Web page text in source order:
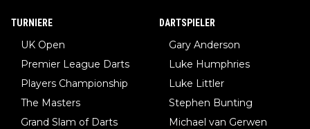
TURNIERE
UK Open
Premier League Darts
Players Championship
The Masters
Grand Slam of Darts
DARTSPIELER
Gary Anderson
Luke Humphries
Luke Littler
Stephen Bunting
Michael van Gerwen